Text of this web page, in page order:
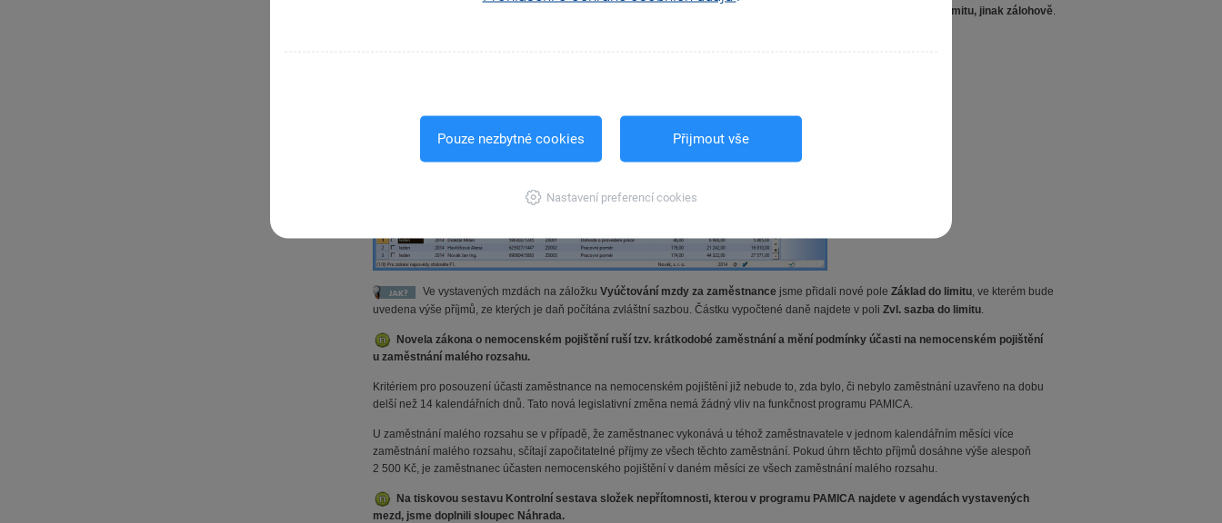
Pouze nezbytné cookies Přijmout vše
Nastavení preferencí cookies
zdanit zvláštní sazbou do limitu, jinak zálohově.
Ve vystavených mzdách na záložku Vyúčtování mzdy za zaměstnance jsme přidali nové pole Základ do limitu, ve kterém bude
uvedena výše příjmů, ze kterých je daň počítána zvláštní sazbou. Částku vypočtené daně najdete v poli Zvl. sazba do limitu.
Novela zákona o nemocenském pojištění ruší tzv. krátkodobé zaměstnání a mění podmínky účasti na nemocenském pojištění
u zaměstnání malého rozsahu.
Kritériem pro posouzení účasti zaměstnance na nemocenském pojištění již nebude to, zda bylo, či nebylo zaměstnání uzavřeno na dobu
delší než 14 kalendářních dnů. Tato nová legislativní změna nemá žádný vliv na funkčnost programu PAMICA.
U zaměstnání malého rozsahu se v případě, že zaměstnanec vykonává u téhož zaměstnavatele v jednom kalendářním měsíci více
zaměstnání malého rozsahu, sčítají započitatelné příjmy ze všech těchto zaměstnání. Pokud úhrn těchto příjmů dosáhne výše alespoň
2 500 Kč, je zaměstnanec účasten nemocenského pojištění v daném měsíci ze všech zaměstnání malého rozsahu.
Na tiskovou sestavu Kontrolní sestava složek nepřítomnosti, kterou v programu PAMICA najdete v agendách vystavených
mezd, jsme doplnili sloupec Náhrada.